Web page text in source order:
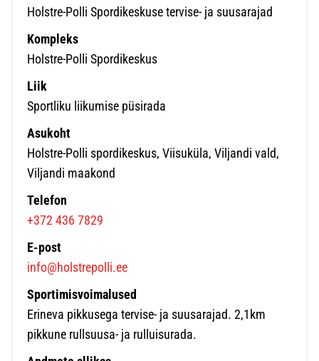
Holstre-Polli Spordikeskuse tervise- ja suusarajad
Kompleks
Holstre-Polli Spordikeskus
Liik
Sportliku liikumise püsirada
Asukoht
Holstre-Polli spordikeskus, Viisuküla, Viljandi vald,
Viljandi maakond
Telefon
+372 436 7829
E-post
info@holstrepolli.ee
Sportimisvoimalused
Erineva pikkusega tervise- ja suusarajad. 2,1km
pikkune rullsuusa- ja rulluisurada.